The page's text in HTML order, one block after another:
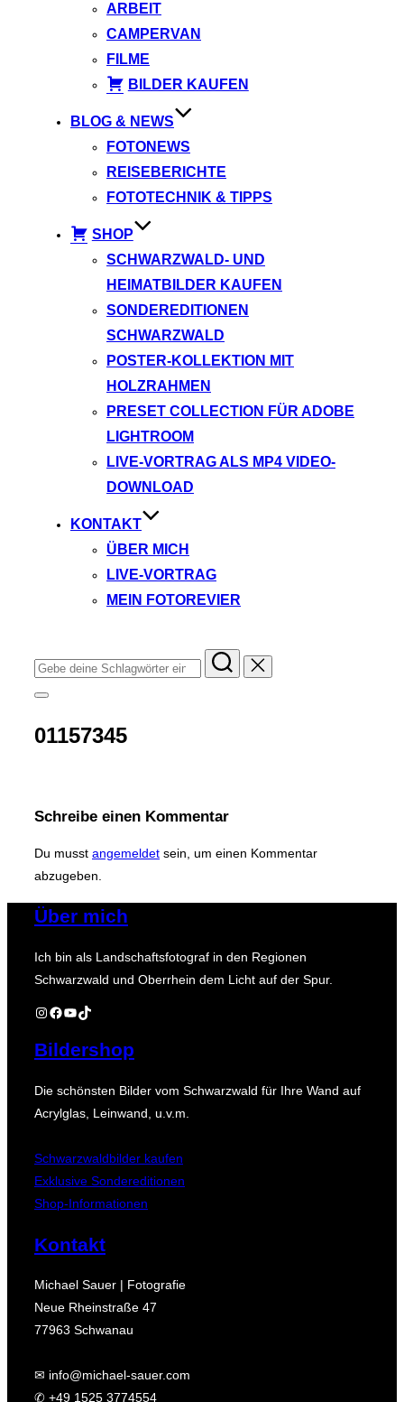
ARBEIT
CAMPERVAN
FILME
BILDER KAUFEN
BLOG & NEWS
FOTONEWS
REISEBERICHTE
FOTOTECHNIK & TIPPS
SHOP
SCHWARZWALD- UND
HEIMATBILDER KAUFEN
SONDEREDITIONEN
SCHWARZWALD
POSTER-KOLLEKTION MIT
HOLZRAHMEN
PRESET COLLECTION FÜR ADOBE
LIGHTROOM
LIVE-VORTRAG ALS MP4 VIDEO-
DOWNLOAD
KONTAKT
ÜBER MICH
LIVE-VORTRAG
MEIN FOTOREVIER
Suchen
nach:
Seitenleiste
Navigation
umschalten
01157345
Schreibe einen Kommentar
Du musst angemeldet sein, um einen Kommentar
abzugeben.
Über mich
Ich bin als Landschaftsfotograf in den Regionen
Schwarzwald und Oberrhein dem Licht auf der Spur.
Instagram
Facebook
YouTube
TikTok
Bildershop
Die schönsten Bilder vom Schwarzwald für Ihre Wand auf
Acrylglas, Leinwand, u.v.m.
Schwarzwaldbilder kaufen
Exklusive Sondereditionen
Shop-Informationen
Kontakt
Michael Sauer | Fotografie
Neue Rheinstraße 47
77963 Schwanau
✉ info@michael-sauer.com
✆ +49 1525 3774554